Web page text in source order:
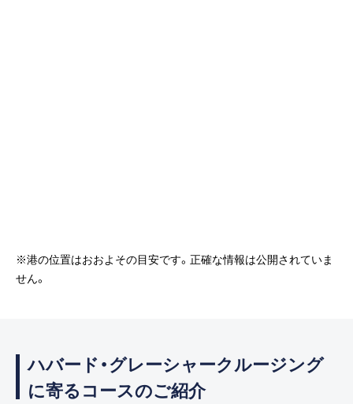
※港の位置はおおよその目安です。正確な情報は公開されていま
せん。
ハバード・グレーシャークルージング
に寄るコースのご紹介